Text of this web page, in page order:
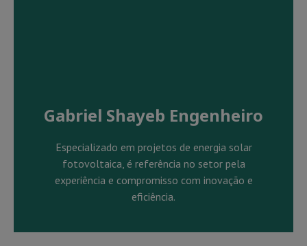
Gabriel Shayeb Engenheiro
Especializado em projetos de energia solar
fotovoltaica, é referência no setor pela
experiência e compromisso com inovação e
eficiência.